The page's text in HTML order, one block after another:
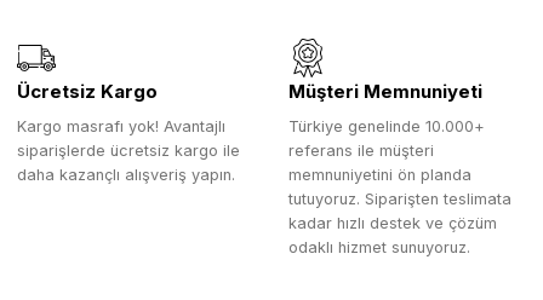
Ücretsiz Kargo
Kargo masrafı yok! Avantajlı
siparişlerde ücretsiz kargo ile
daha kazançlı alışveriş yapın.
Müşteri Memnuniyeti
Türkiye genelinde 10.000+
referans ile müşteri
memnuniyetini ön planda
tutuyoruz. Siparişten teslimata
kadar hızlı destek ve çözüm
odaklı hizmet sunuyoruz.